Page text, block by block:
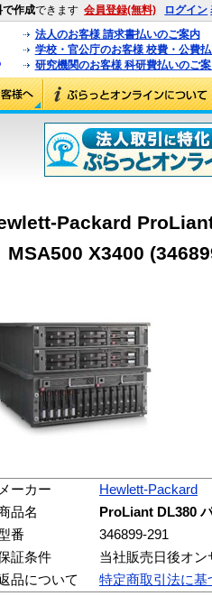
で作成できます 会員登録(無料) ログイン
法人のお客様 請求書払いのご案内
学校・官公庁のお客様 校費・公費
研究機関のお客様 科研費払いのご
Packard
MSA500 X3400
メーカー
Hewlett-Packard
品名
ProLiant DL380
番
346899-291
証条件
当社販売日後オ
品について
特定商取引法に基